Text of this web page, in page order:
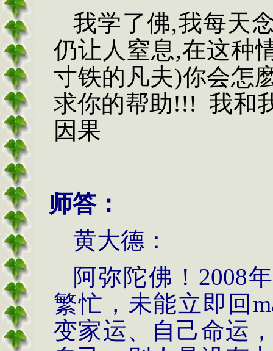
我学了佛,我每天
仍让人窒息,在这种
寸铁的凡夫)你会怎
求你的帮助!!! 我和
因果
师答：
黄大德：
阿弥陀佛！ 2008
繁忙，未能立即回
变家运、自己命运